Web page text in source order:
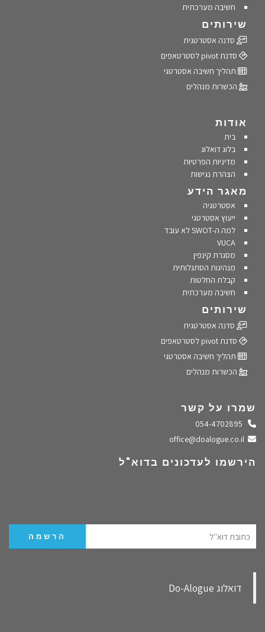
חשיבה מערכתית
שירותים
סדנה אסטרטגית
סדנת pivot לסטרטאפים
תהליך חשיבה אסטרטגי
הכשרות מנהלים
אודות
בית
בלוג דואלוג
מדיניות הפרטיות
הצהרת נגישות
מאגר הידע
אסטרטגיה
ייעוץ אסטרטגי
למה ה-SWOT לא עובד
VUCA
מסגרת קינפין
מנהיגות הסתגלותית
קבלת החלטות
חשיבה מערכתית
שירותים
סדנה אסטרטגית
סדנת pivot לסטרטאפים
תהליך חשיבה אסטרטגי
הכשרות מנהלים
שמרו על קשר
התקשרו אלינו
שלחו מייל
הירשמו לעדכונים בדוא"ל
‏דואלוג Do-Alogue‏